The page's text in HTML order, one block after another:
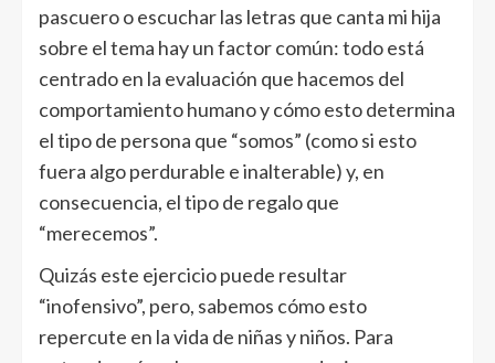
pascuero o escuchar las letras que canta mi hija
sobre el tema hay un factor común: todo está
centrado en la evaluación que hacemos del
comportamiento humano y cómo esto determina
el tipo de persona que “somos” (como si esto
fuera algo perdurable e inalterable) y, en
consecuencia, el tipo de regalo que
“merecemos”.
Quizás este ejercicio puede resultar
“inofensivo”, pero, sabemos cómo esto
repercute en la vida de niñas y niños. Para